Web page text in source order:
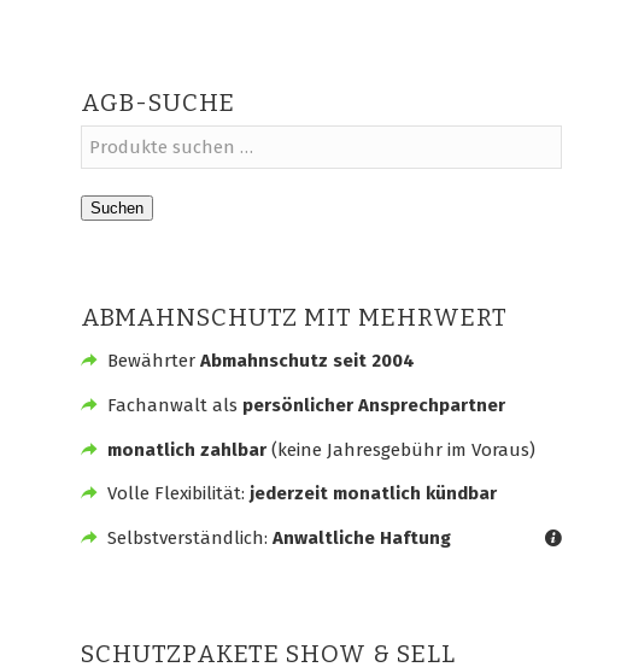
AGB-SUCHE
Suchen
ABMAHNSCHUTZ MIT MEHRWERT
BewährterAbmahnschutz seit 2004
Fachanwalt als persönlicher Ansprechpartner
monatlich zahlbar(keine Jahresgebühr im Voraus)
Volle Flexibilität: jederzeit monatlich kündbar
Selbstverständlich: Anwaltliche Haftung
SCHUTZPAKETE SHOW & SELL